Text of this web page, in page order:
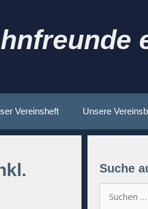
Vereinsheft Unsere
Suche
nach: